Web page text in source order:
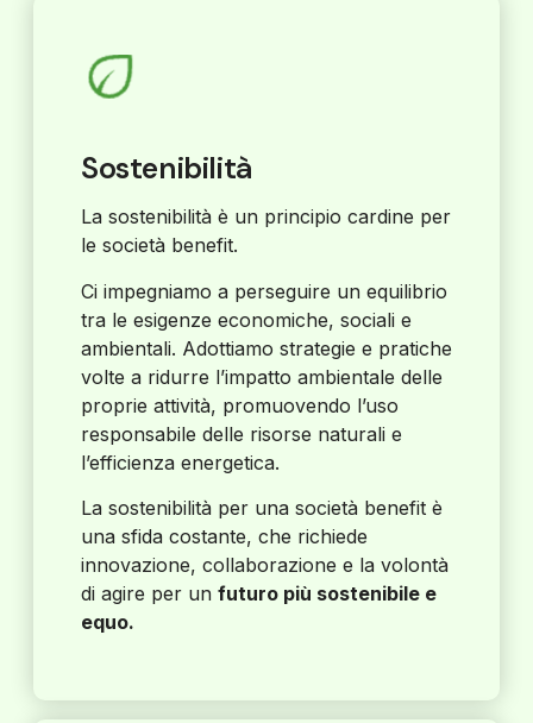
Sostenibilità
La sostenibilità è un principio cardine per
le società benefit.
Ci impegniamo a perseguire un equilibrio
tra le esigenze economiche, sociali e
ambientali. Adottiamo strategie e pratiche
volte a ridurre l’impatto ambientale delle
proprie attività, promuovendo l’uso
responsabile delle risorse naturali e
l’efficienza energetica.
La sostenibilità per una società benefit è
una sfida costante, che richiede
innovazione, collaborazione e la volontà
di agire per un futuro più sostenibile e
equo.